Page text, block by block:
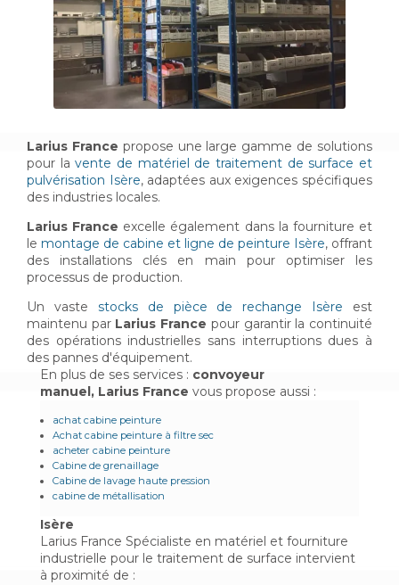
Larius France propose une large gamme de solutions
pour lavente de matériel de traitement de surface et
pulvérisation Isère, adaptées aux exigences spécifiques
des industries locales.
Larius France excelle également dans la fourniture et
le montage de cabine et ligne de peinture Isère, offrant
des installations clés en main pour optimiser les
processus de production.
Un vaste stocks de pièce de rechange Isère est
maintenu par Larius France pour garantir la continuité
des opérations industrielles sans interruptions dues à
des pannes d'équipement.
En plus de ses services : convoyeur
manuel, Larius France vous propose aussi :
achat cabine peinture
Achat cabine peinture à filtre sec
acheter cabine peinture
Cabine de grenaillage
Cabine de lavage haute pression
cabine de métallisation
Isère
Larius France Spécialiste en matériel et fourniture
industrielle pour le traitement de surface intervient
à proximité de :